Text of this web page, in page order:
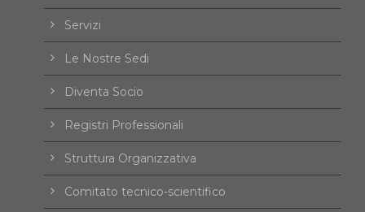
Servizi
Le Nostre Sedi
Diventa Socio
Registri Professionali
Struttura Organizzativa
Comitato tecnico-scientifico